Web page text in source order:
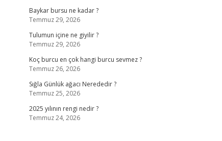
Baykar bursu ne kadar ?
Temmuz 29, 2026
Tulumun içine ne giyilir ?
Temmuz 29, 2026
Koç burcu en çok hangi burcu sevmez ?
Temmuz 26, 2026
Sığla Günlük ağacı Nerededir ?
Temmuz 25, 2026
2025 yılının rengi nedir ?
Temmuz 24, 2026